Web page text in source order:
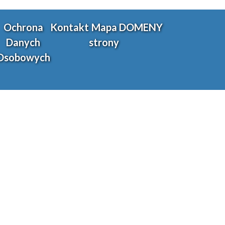
Ochrona
Danych
Kontakt Mapa
strony
DOMENY